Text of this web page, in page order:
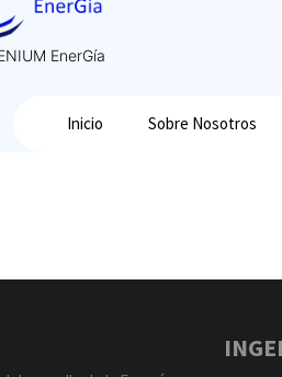
EnerGía
Inicio Sobre Nosotros